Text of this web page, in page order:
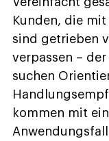
Kunden, die
sind getrieben
verpassen – der
suchen
kommen mit